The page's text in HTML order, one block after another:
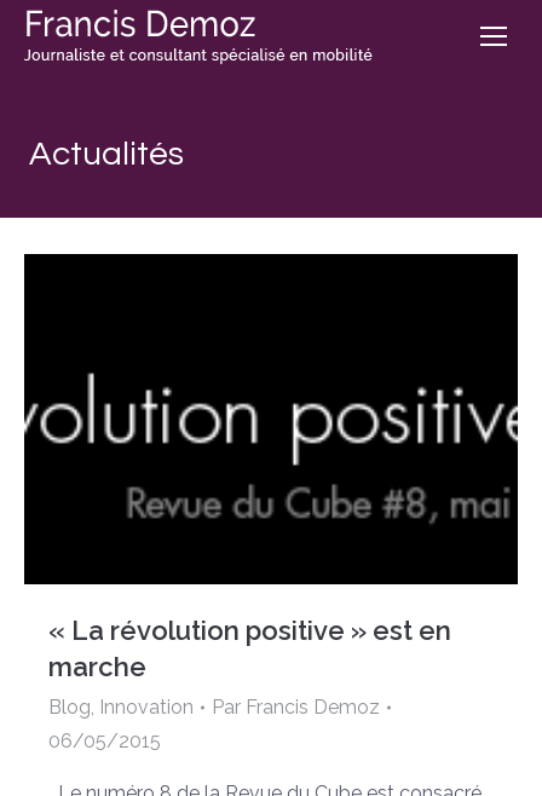
« La révolution positive » est en
marche
Blog Innovation Par Francis Demoz
06/05/2015